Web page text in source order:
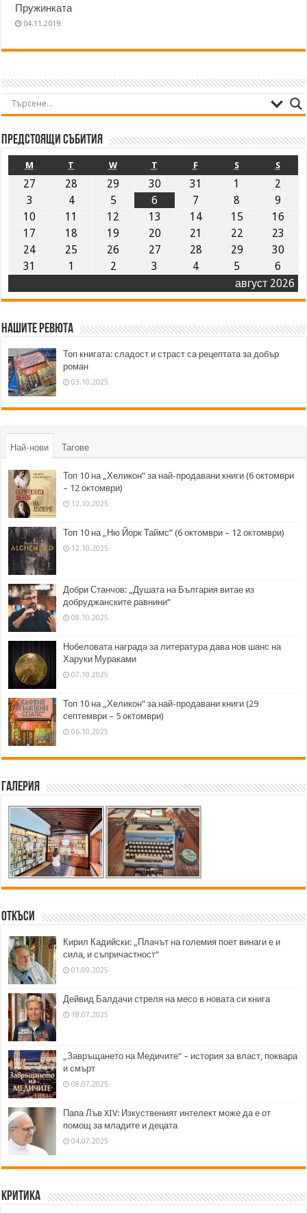
Пружинката
04.11.2019
Предстоящи събития
август 2026
M T W T F S S
27 28 29 30 31 1
2
3
4 5 6 7 8
9
10
11 12 13 14 15
16
17
18 19 20 21 22
23
24
25 26 27 28 29
30
31
1 2 3 4 5 6
Нашите ревюта
Топ книгата: сладост и страст са рецептата за добър
роман
03.10.2025
Най-нови Тагове
Топ 10 на „Хеликон” за най-продавани книги (6 октомври
– 12 октомври)
12.10.2025
Топ 10 на „Ню Йорк Таймс” (6 октомври – 12 октомври)
12.10.2025
Добри Станчов: „Душата на България витае из
добруджанските равнини“
08.10.2025
Нобеловата награда за литература дава нов шанс на
Харуки Мураками
07.10.2025
Топ 10 на „Хеликон” за най-продавани книги (29
септември – 5 октомври)
06.10.2025
Галерия
Откъси
Кирил Кадийски: „Плачът на големия поет винаги е и
сила, и съпричастност“
01.09.2025
Дейвид Балдачи стреля на месо в новата си книга
18.07.2025
„Завръщането на Медичите“ – история за власт, поквара
и смърт
08.07.2025
Папа Лъв XIV: Изкуственият интелект може да е от
помощ за младите и децата
04.07.2025
Критика